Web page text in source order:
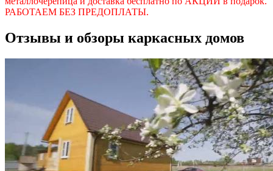
РАБОТАЕМ БЕЗ ПРЕДОПЛАТЫ.
Отзывы и обзоры каркасных домов